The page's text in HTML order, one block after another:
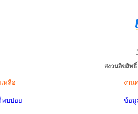
สงวนลิขสิท
หลือ
พบบ่อย
งาน
ข้อมู